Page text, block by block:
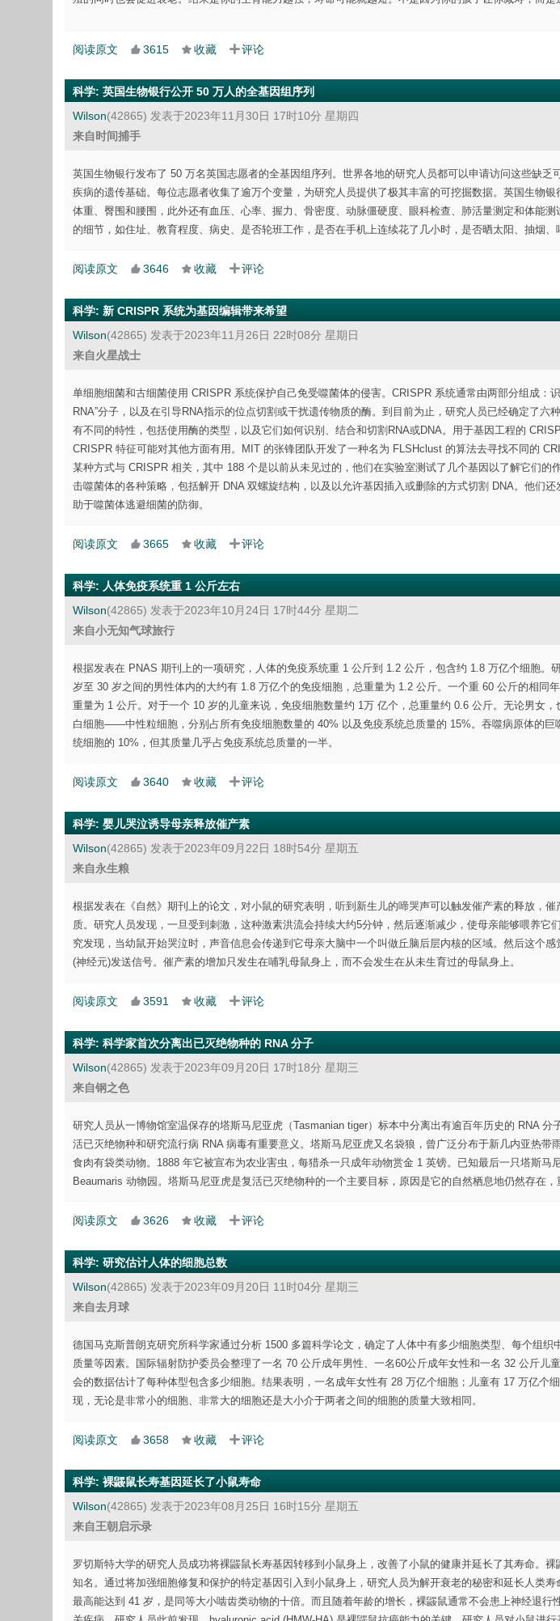
阅读原文 3615 收藏 评论
科学: 英国生物银行公开 50 万人的全基因组序列
Wilson(42865) 发表于2023年11月30日 17时10分 星期四
来自时间捕手
英国生物银行发布了 50 万名英国志愿者的全基因组序列。世界各地的研究人员都可以申请访问这些缺乏
疾病的遗传基础。每位志愿者收集了逾万个变量，为研究人员提供了极其丰富的可挖掘数据。英国生物银
体重、臀围和腰围，此外还有血压、心率、握力、骨密度、动脉僵硬度、眼科检查、肺活量测定和体能
的细节，如住址、教育程度、病史、是否轮班工作，是否在手机上连续花了几小时，是否晒太阳、抽烟、
阅读原文 3646 收藏 评论
科学: 新 CRISPR 系统为基因编辑带来希望
Wilson(42865) 发表于2023年11月26日 22时08分 星期日
来自火星战士
单细胞细菌和古细菌使用 CRISPR 系统保护自己免受噬菌体的侵害。CRISPR 系统通常由两部分组成：
RNA”分子，以及在引导RNA指示的位点切割或干扰遗传物质的酶。到目前为止，研究人员已经确定了六
有不同的特性，包括使用酶的类型，以及它们如何识别、结合和切割RNA或DNA。用于基因工程的
CRISPR 特征可能对其他方面有用。MIT 的张锋团队开发了一种名为 FLSHclust 的算法去寻找不同的
某种方式与 CRISPR 相关，其中 188 个是以前从未见过的，他们在实验室测试了几个基因以了解它们的
击噬菌体的各种策略，包括解开 DNA 双螺旋结构，以及以允许基因插入或删除的方式切割 DNA。他们还
助于噬菌体逃避细菌的防御。
阅读原文 3665 收藏 评论
科学: 人体免疫系统重 1 公斤左右
Wilson(42865) 发表于2023年10月24日 17时44分 星期二
来自小无知气球旅行
根据发表在 PNAS 期刊上的一项研究，人体的免疫系统重 1 公斤到 1.2 公斤，包含约 1.8 万亿个细胞。
岁至 30 岁之间的男性体内的大约有 1.8 万亿个的免疫细胞，总重量为 1.2 公斤。一个重 60 公斤的相同
重量为 1 公斤。对于一个 10 岁的儿童来说，免疫细胞数量约 1万 亿个，总重量约 0.6 公斤。无论男女
白细胞——中性粒细胞，分别占所有免疫细胞数量的 40% 以及免疫系统总质量的 15%。吞噬病原体的巨
统细胞的 10%，但其质量几乎占免疫系统总质量的一半。
阅读原文 3640 收藏 评论
科学: 婴儿哭泣诱导母亲释放催产素
Wilson(42865) 发表于2023年09月22日 18时54分 星期五
来自永生粮
根据发表在《自然》期刊上的论文，对小鼠的研究表明，听到新生儿的啼哭声可以触发催产素的释放，
质。研究人员发现，一旦受到刺激，这种激素洪流会持续大约5分钟，然后逐渐减少，使母亲能够喂养它
究发现，当幼鼠开始哭泣时，声音信息会传递到它母亲大脑中一个叫做丘脑后层内核的区域。然后这个
(神经元)发送信号。催产素的增加只发生在哺乳母鼠身上，而不会发生在从未生育过的母鼠身上。
阅读原文 3591 收藏 评论
科学: 科学家首次分离出已灭绝物种的 RNA 分子
Wilson(42865) 发表于2023年09月20日 17时18分 星期三
来自钢之色
研究人员从一博物馆室温保存的塔斯马尼亚虎（Tasmanian tiger）标本中分离出有逾百年历史的 RNA 分
活已灭绝物种和研究流行病 RNA 病毒有重要意义。塔斯马尼亚虎又名袋狼，曾广泛分布于新几内亚热带
食肉有袋类动物。1888 年它被宣布为农业害虫，每猎杀一只成年动物赏金 1 英镑。已知最后一只塔斯马
Beaumaris 动物园。塔斯马尼亚虎是复活已灭绝物种的一个主要目标，原因是它的自然栖息地仍然存在，
阅读原文 3626 收藏 评论
科学: 研究估计人体的细胞总数
Wilson(42865) 发表于2023年09月20日 11时04分 星期三
来自去月球
德国马克斯普朗克研究所科学家通过分析 1500 多篇科学论文，确定了人体中有多少细胞类型、每个组织
质量等因素。国际辐射防护委员会整理了一名 70 公斤成年男性、一名60公斤成年女性和一名 32 公斤儿
会的数据估计了每种体型包含多少细胞。结果表明，一名成年女性有 28 万亿个细胞；儿童有 17 万亿个
现，无论是非常小的细胞、非常大的细胞还是大小介于两者之间的细胞的质量大致相同。
阅读原文 3658 收藏 评论
科学: 裸鼹鼠长寿基因延长了小鼠寿命
Wilson(42865) 发表于2023年08月25日 16时15分 星期五
来自王朝启示录
罗切斯特大学的研究人员成功将裸鼹鼠长寿基因转移到小鼠身上，改善了小鼠的健康并延长了其寿命。
知名。通过将加强细胞修复和保护的特定基因引入到小鼠身上，研究人员为解开衰老的秘密和延长人类
最高能达到 41 岁，是同等大小啮齿类动物的十倍。而且随着年龄的增长，裸鼹鼠通常不会患上神经退行